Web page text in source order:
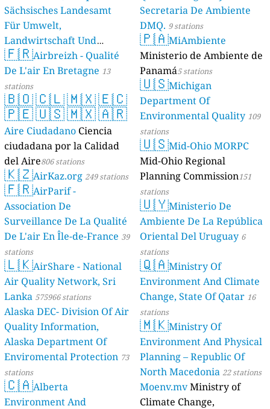
Sächsisches Landesamt
Für Umwelt,
Landwirtschaft Und
Geologie) 50 stations
🇫🇷Airbreizh - Qualité
De L'air En Bretagne 13
stations
🇧🇴🇨🇱🇲🇽🇪🇨
🇵🇪🇺🇸🇲🇽🇦🇷
Aire Ciudadano Ciencia
ciudadana por la Calidad
del Aire806 stations
🇰🇿AirKaz.org 249 stations
🇫🇷AirParif -
Association De
Surveillance De La Qualité
De L'air En Île-de-France 39
stations
🇱🇰AirShare - National
Air Quality Network, Sri
Lanka 575966 stations
Alaska DEC- Division Of Air
Quality Information,
Alaska Department Of
Enviromental Protection 73
stations
🇨🇦Alberta
Environment And
Secretaria De Ambiente
DMQ. 9 stations
🇵🇦MiAmbiente
Ministerio de Ambiente de
Panamá5 stations
🇺🇸Michigan
Department Of
Environmental Quality 109
stations
🇺🇸Mid-Ohio MORPC
Mid-Ohio Regional
Planning Commission151
stations
🇺🇾Ministerio De
Ambiente De La República
Oriental Del Uruguay 6
stations
🇶🇦Ministry Of
Environment And Climate
Change, State Of Qatar 16
stations
🇲🇰Ministry Of
Environment And Physical
Planning – Republic Of
North Macedonia 22 stations
Moenv.mvMinistry of
Climate Change,